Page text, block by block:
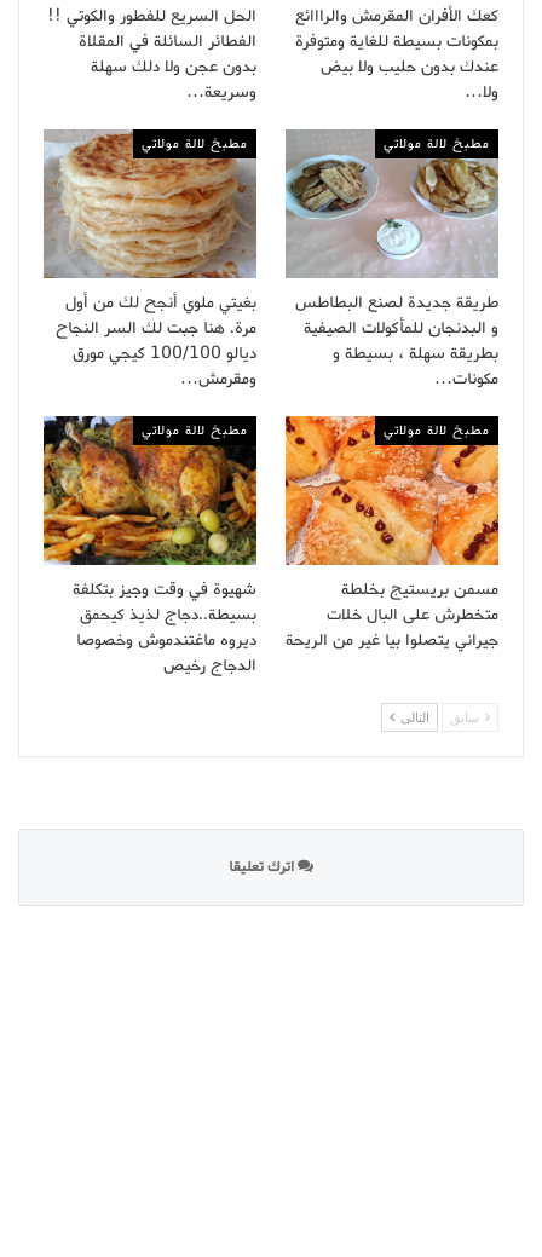
كعك الأفران المقرمش والرااائع
بمكونات بسيطة للغاية ومتوفرة
عندك بدون حليب ولا بيض
ولا…
الحل السريع للفطور والكوتي !!
الفطائر السائلة في المقلاة
بدون عجن ولا دلك سهلة
وسريعة…
مطبخ لالة مولاتي
طريقة جديدة لصنع البطاطس
و البدنجان للمأكولات الصيفية
بطريقة سهلة ، بسيطة و
مكونات…
مطبخ لالة مولاتي
بغيتي ملوي أنجح لك من أول
مرة. هنا جبت لك السر النجاح
ديالو 100/100 كيجي مورق
ومقرمش…
مطبخ لالة مولاتي
مسمن بريستيج بخلطة
متخطرش على البال خلات
جيراني يتصلوا بيا غير من الريحة
مطبخ لالة مولاتي
شهيوة في وقت وجيز بتكلفة
بسيطة..دجاج لذيذ كيحمق
ديروه ماغتندموش وخصوصا
الدجاج رخيص
سابق التالى
اترك تعليقا